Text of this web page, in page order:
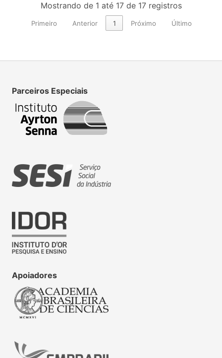
Mostrando de 1 até 17 de 17 registros
Primeiro Anterior 1 Próximo Último
Parceiros Especiais
Apoiadores